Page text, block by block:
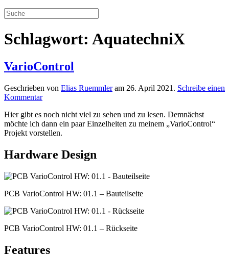
Schlagwort: AquatechniX
Vario­Control
Geschrieben von Elias Ruemmleram 26. April 2021 . Schreibe einen
Kommentar
Hier gibt es noch nicht viel zu sehen und zu lesen. Demnächst
möchte ich dann ein paar Einzelheiten zu meinem „VarioControl“
Projekt vorstellen.
Hardware Design
PCB VarioControl HW: 01.1 – Bauteilseite
PCB VarioControl HW: 01.1 – Rückseite
Features